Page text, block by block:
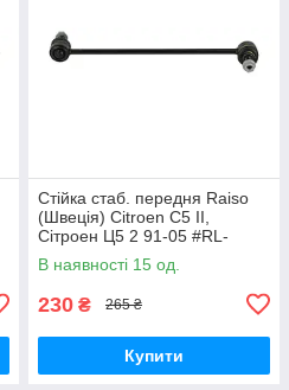
Стійка стаб. передня Raiso
(Швеція) Citroen C5 II,
Сітроен Ц5 2 91-05 #RL-
138860V UAQEZFD17
В наявності 15 од.
230 ₴ 265 ₴
Купити